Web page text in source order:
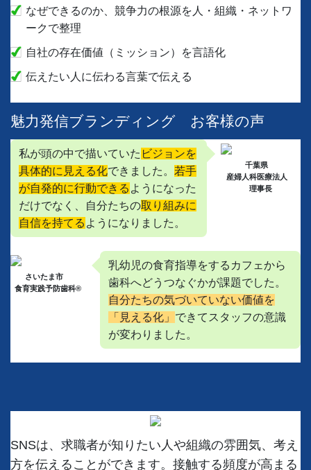
なぜできるのか、競争力の根源を人・組織・ネットワ
ークで整理
自社の存在価値（ミッション）を言語化
伝えたい人に伝わる言葉で伝える
魅力発信ブランディング お客様の声
私が頭の中で描いていた ビジョンを
具体的に見える化できました。 若手
が自発的に行動できる ようになった
だけでなく、自分たちの取り組みに
自信を持てる ようになりました。
千葉県
産婦人科医療法人
理事長
さいたま市
食育実践予防歯科®
乳幼児の食育指導をするカフェから
歯科へどうつなぐかが課題でした。
自分たちの気づいていない価値を
「見える化」 できてスタッフの意識
が変わりました。
SNSは、求職者が知りたい人や組織の雰囲気、考え
方を伝えることができます。接触する頻度が高まる